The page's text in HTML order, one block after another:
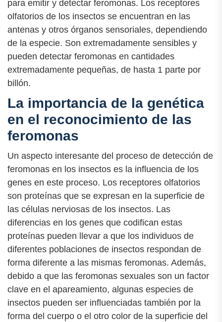
para emitir y detectar feromonas. Los receptores
olfatorios de los insectos se encuentran en las
antenas y otros órganos sensoriales, dependiendo
de la especie. Son extremadamente sensibles y
pueden detectar feromonas en cantidades
extremadamente pequeñas, de hasta 1 parte por
billón.
La importancia de la genética
en el reconocimiento de las
feromonas
Un aspecto interesante del proceso de detección de
feromonas en los insectos es la influencia de los
genes en este proceso. Los receptores olfatorios
son proteínas que se expresan en la superficie de
las células nerviosas de los insectos. Las
diferencias en los genes que codifican estas
proteínas pueden llevar a que los individuos de
diferentes poblaciones de insectos respondan de
forma diferente a las mismas feromonas. Además,
debido a que las feromonas sexuales son un factor
clave en el apareamiento, algunas especies de
insectos pueden ser influenciadas también por la
forma del cuerpo o el otro color de la superficie del